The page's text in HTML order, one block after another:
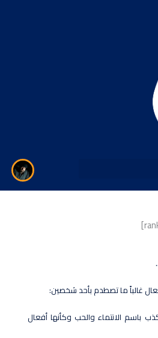
غالباً ما تصطدم بأحد شخصين:
باسم الانتماء والحب وكأنها أفعال